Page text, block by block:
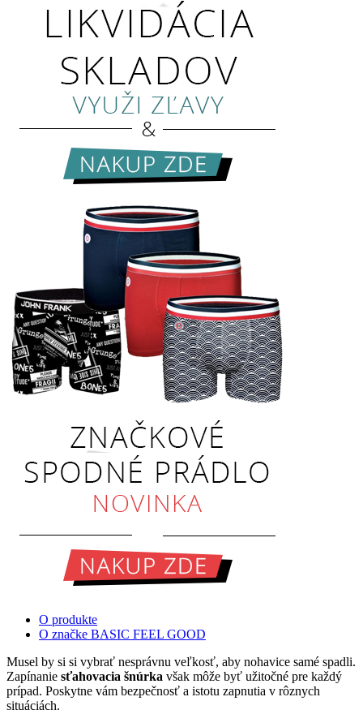
O produkte
O značke BASIC FEEL GOOD
Musel by si si vybrať nesprávnu veľkosť, aby nohavice samé spadli.
Zapínanie sťahovacia šnúrka však môže byť užitočné pre každý
prípad. Poskytne vám bezpečnosť a istotu zapnutia v rôznych
situáciách.